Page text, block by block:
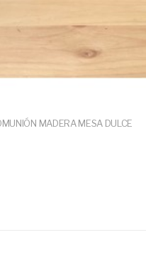
MADERA MESA DULCE